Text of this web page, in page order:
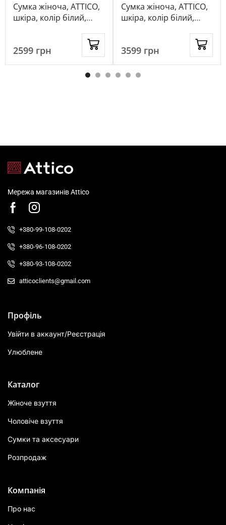
Сумка жіноча, ATTICO,
шкіра, колір білий,
2599 грн
Сумка жіноча, ATTICO,
шкіра, колір білий,
3599 грн
Мережа магазинів Attico
+380-99-108-0202
+380-96-108-0202
+380-93-108-0202
atticoclients@gmail.com
Профіль
Увійти в аккаунт/Реєстрація
Улюблене
Каталог
Жіноче взуття
Чоловіче взуття
Сумки та аксесуари
Розпродаж
Компанія
Про нас